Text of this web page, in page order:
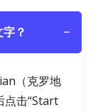
？ −
（克罗地
点击“Start